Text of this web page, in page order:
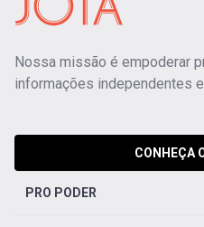
Nossa missão é empoderar
informações independentes
CONHEÇA
PRO PODER